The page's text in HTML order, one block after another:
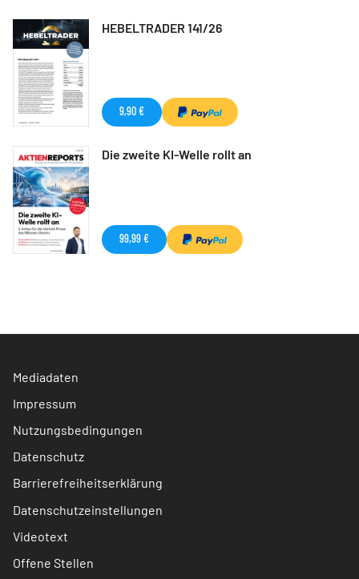
HEBELTRADER 141/26
9,90 €
Die zweite KI-Welle rollt an
99,99 €
Mediadaten
Impressum
Nutzungsbedingungen
Datenschutz
Barrierefreiheitserklärung
Datenschutzeinstellungen
Videotext
Offene Stellen